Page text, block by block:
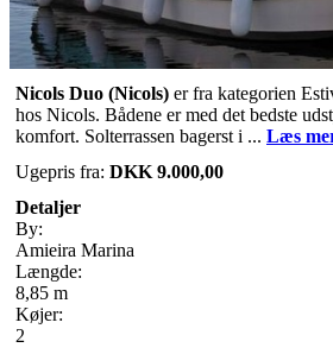
Nicols Duo (Nicols) er fra kategorien
hos Nicols. Bådene er med det bedste
komfort. Solterrassen bagerst i ... Læs
Ugepris fra: DKK 9.000,00
Detaljer
By:
Amieira Marina
Længde:
8,85 m
Køjer:
2